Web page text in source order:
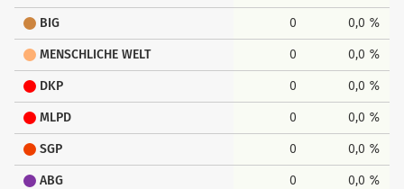
BIG 0 0,0 %
MENSCHLICHE WELT 0 0,0 %
DKP 0 0,0 %
MLPD 0 0,0 %
SGP 0 0,0 %
ABG 0 0,0 %